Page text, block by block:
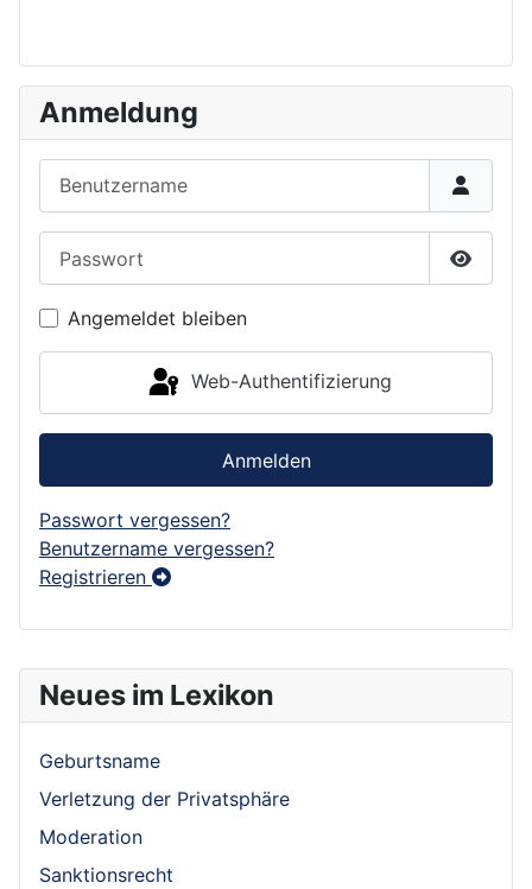
Neues im Lexikon
Geburtsname
Verletzung der Privatsphäre
Moderation
Sanktionsrecht
Anmeldung
Angemeldet bleiben
Web-Authentifizierung
Anmelden
Passwort vergessen?
Benutzername vergessen?
Registrieren